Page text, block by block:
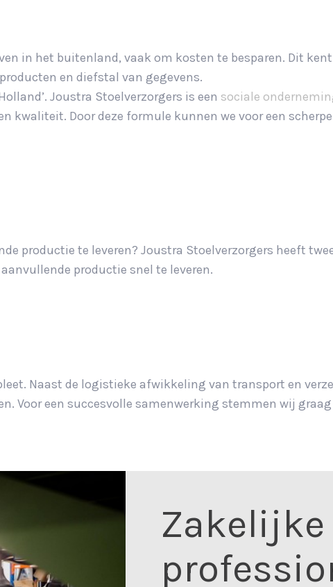
in het buitenland, vaak om kosten te besparen. Dit kent
en diefstal van gegevens.
Joustra Stoelverzorgers is een sociale
kwaliteit. Door deze formule kunnen we voor een
productie te leveren? Joustra Stoelverzorgers heeft
productie snel te leveren.
Naast de logistieke afwikkeling van transport en
Voor een succesvolle samenwerking stemmen wij